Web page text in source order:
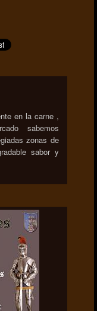
en la carne ,
sabemos
zonas de
sabor y